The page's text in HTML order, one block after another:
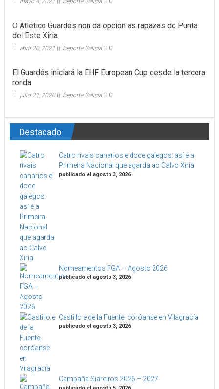
mayo 4, 2021 Deporte Galicia 0
O Atlético Guardés non da opción as rapazas do Punta
del Este Xiria
abril 20, 2021 Deporte Galicia 0
El Guardés iniciará la EHF European Cup desde la tercera
ronda
julio 21, 2020 Deporte Galicia 0
Destacado
Catro rivais canarios e doce galegos: así é a
Primeira Nacional que agarda ao Calvo Xiria
publicado el agosto 3, 2026
Nomeamentos FGA – Agosto 2026
publicado el agosto 3, 2026
Castillo e de la Fuente, coróanse en Vilagracía
publicado el agosto 3, 2026
Campaña Siareiros 2026 – 2027